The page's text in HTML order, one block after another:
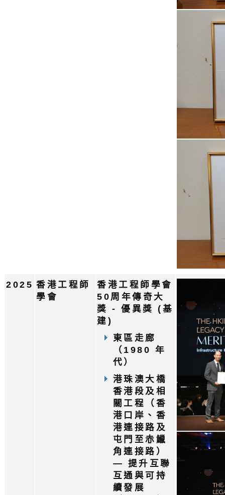
2025 香港工程師
學會
香港工程師學會
50周年傳奇大
獎 - 優異獎 (基
建)
東區走廊
（1980 年
代）
港珠澳大橋
香港段及相
關工程（香
港口岸、香
港連接路及
屯門至赤鱲
角連接路）
— 提升互聯
互通與可持
續發展